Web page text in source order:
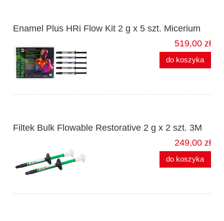
Enamel Plus HRi Flow Kit 2 g x 5 szt. Micerium
519,00 zł
do koszyka
Filtek Bulk Flowable Restorative 2 g x 2 szt. 3M
249,00 zł
do koszyka